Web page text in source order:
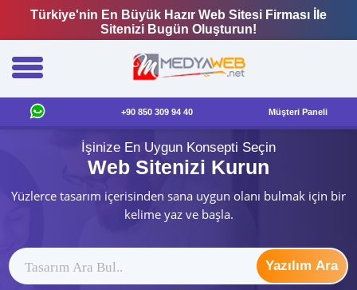
Türkiye'nin En Büyük Hazır Web Sitesi Firması İle
Sitenizi Bugün Oluşturun!
+90 850 309 94 40 Müşteri Paneli
İşinize En Uygun Konsepti Seçin
Web Sitenizi Kurun
Yüzlerce tasarım içerisinden sana uygun olanı bulmak için bir
kelime yaz ve başla.
Yazılım Ara